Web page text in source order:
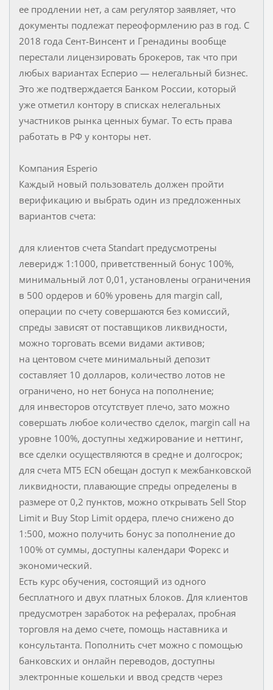
ее продлении нет, а сам регулятор заявляет, что
документы подлежат переоформлению раз в год. С
2018 года Сент-Винсент и Гренадины вообще
перестали лицензировать брокеров, так что при
любых вариантах Есперио — нелегальный бизнес.
Это же подтверждается Банком России, который
уже отметил контору в списках нелегальных
участников рынка ценных бумаг. То есть права
работать в РФ у конторы нет.
Компания Esperio
Каждый новый пользователь должен пройти
верификацию и выбрать один из предложенных
вариантов счета:
для клиентов счета Standart предусмотрены
леверидж 1:1000, приветственный бонус 100%,
минимальный лот 0,01, установлены ограничения
в 500 ордеров и 60% уровень для margin call,
операции по счету совершаются без комиссий,
спреды зависят от поставщиков ликвидности,
можно торговать всеми видами активов;
на центовом счете минимальный депозит
составляет 10 долларов, количество лотов не
ограничено, но нет бонуса на пополнение;
для инвесторов отсутствует плечо, зато можно
совершать любое количество сделок, margin call на
уровне 100%, доступны хеджирование и неттинг,
все сделки осуществляются в средне и долгосрок;
для счета MT5 ECN обещан доступ к межбанковской
ликвидности, плавающие спреды определены в
размере от 0,2 пунктов, можно открывать Sell Stop
Limit и Buy Stop Limit ордера, плечо снижено до
1:500, можно получить бонус за пополнение до
100% от суммы, доступны календари Форекс и
экономический.
Есть курс обучения, состоящий из одного
бесплатного и двух платных блоков. Для клиентов
предусмотрен заработок на рефералах, пробная
торговля на демо счете, помощь наставника и
консультанта. Пополнить счет можно с помощью
банковских и онлайн переводов, доступны
электронные кошельки и ввод средств через